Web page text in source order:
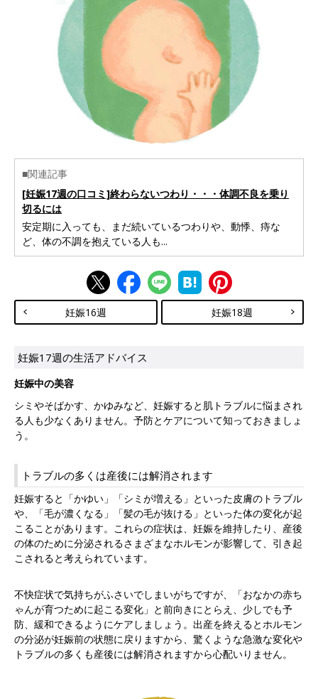
■関連記事
[妊娠17週の口コミ]終わらないつわり・・・体調不良を乗り
切るには
安定期に入っても、まだ続いているつわりや、動悸、痔な
ど、体の不調を抱えている人も...
妊娠16週 妊娠18週
妊娠17週の生活アドバイス
妊娠中の美容
シミやそばかす、かゆみなど、妊娠すると肌トラブルに悩まされ
る人も少なくありません。予防とケアについて知っておきましょ
う。
トラブルの多くは産後には解消されます
妊娠すると「かゆい」「シミが増える」といった皮膚のトラブル
や、「毛が濃くなる」「髪の毛が抜ける」といった体の変化が起
こることがあります。これらの症状は、妊娠を維持したり、産後
の体のために分泌されるさまざまなホルモンが影響して、引き起
こされると考えられています。
不快症状で気持ちがふさいでしまいがちですが、「おなかの赤ち
ゃんが育つために起こる変化」と前向きにとらえ、少しでも予
防、緩和できるようにケアしましょう。出産を終えるとホルモン
の分泌が妊娠前の状態に戻りますから、驚くような急激な変化や
トラブルの多くも産後には解消されますから心配いりません。